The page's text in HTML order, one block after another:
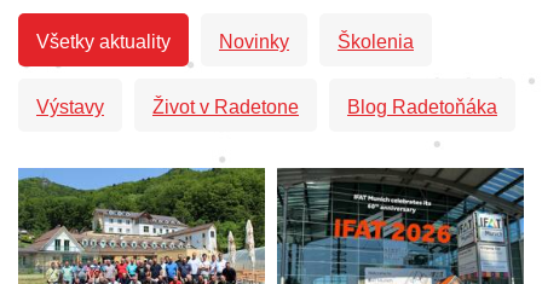
Všetky aktuality Novinky Školenia
Výstavy Život v Radetone Blog Radetoňáka